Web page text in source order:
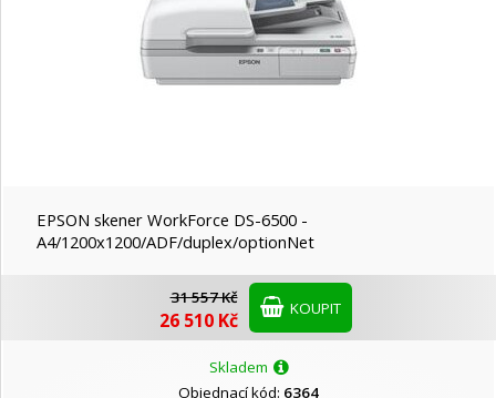
EPSON skener WorkForce DS-6500 -
A4/1200x1200/ADF/duplex/optionNet
31 557 Kč
26 510 Kč KOUPIT
Skladem
Objednací kód: 6364